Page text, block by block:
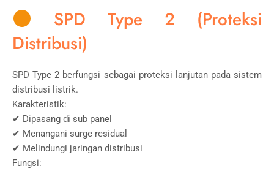
SPD Type 2 (Proteksi
Distribusi)
SPD Type 2 berfungsi sebagai proteksi lanjutan pada sistem
distribusi listrik.
Karakteristik:
✔ Dipasang di sub panel
✔ Menangani surge residual
✔ Melindungi jaringan distribusi
Fungsi: